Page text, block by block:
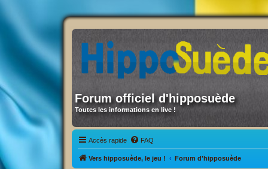
Forum officiel d'hipposuède
Toutes les informations en live !
Accès rapide FAQ
Vers hipposuède, le jeu ! Forum d'hipposuède